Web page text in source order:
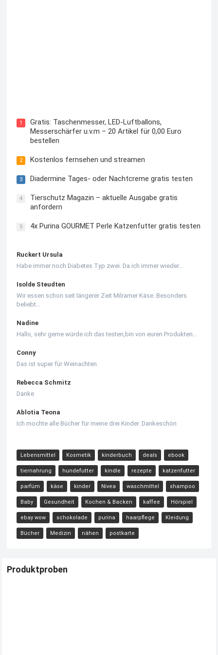
1
Gratis: Taschenmesser, LED-Luftballons,
Messerschärfer u.v.m – 20 Artikel für 0,00 Euro
bestellen
2 Kostenlos fernsehen und streamen
3 Diadermine Tages- oder Nachtcreme gratis testen
4
Tierschutz Magazin – aktuelle Ausgabe gratis
anfordern
5 4x Purina GOURMET Perle Katzenfutter gratis testen
Ruckert Ursula
Habe immer noch Diabetes Typ zwei. Da ich immer wieder…
Isolde Steudten
Wir essen schon seit längerer Zeit Milramer Käse. Besonders
beliebt…
Nadine
Hallo, sehr gerne würde ich das testen,bin von euren Produkten…
Conny
Das ist super für Weinachten
Rebecca Schmitz
Danke
Ablotia Teona
Ich mochte alle Bücher für meine drei Kinder. Dankeschön
Lebensmittel Kosmetik kinderbuch deals ebook
tiernahrung hundefutter kindle rezepte katzenfutter
parfüm käse kinder Nivea waschmittel shampoo
Baby Gesundheit Kochen & Backen kaffee Hörspiel
ebay wow schokolade purina haarpflege Kleidung
Bücher Medizin nähen postkarte
Produktproben